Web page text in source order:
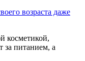
возраста даже
косметикой,
за питанием, а